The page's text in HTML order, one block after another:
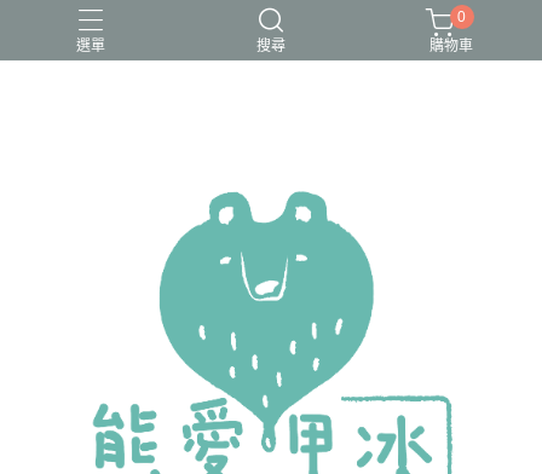
選單 搜尋
0
購物車